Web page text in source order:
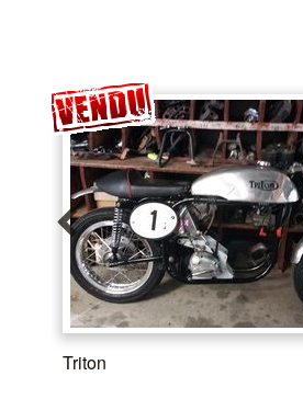
Triton